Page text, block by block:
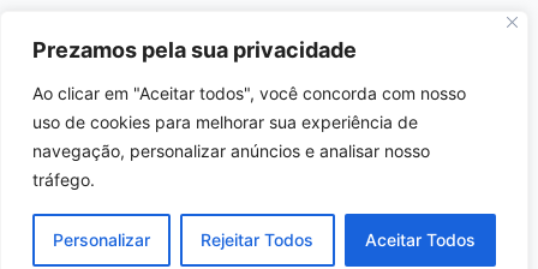
Prezamos pela sua privacidade
Ao clicar em "Aceitar todos", você concorda com nosso
uso de cookies para melhorar sua experiência de
navegação, personalizar anúncios e analisar nosso
tráfego.
Personalizar Rejeitar Todos Aceitar Todos